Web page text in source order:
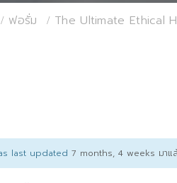
ฟอรั่ม The Ultimate Ethical
last updated 7 months, 4 weeks มาแ